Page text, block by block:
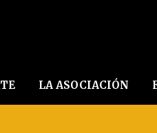
LA ASOCIACIÓN